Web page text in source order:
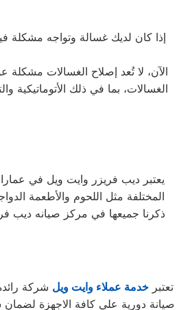
إذا كان لديك غسالة وتواجه مشكلة
الآن، لا تُعد إصلاح الغسالات
يعتبر ديب فريزر وايت ويل في
المختلفة مثل اللحوم والأطعمة
ذكرنا جميعها في مركز صيانه ديب
تعتبر خدمة عملاء وايت ويل شركة